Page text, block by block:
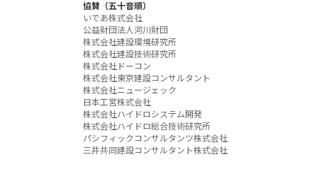
協賛（五十音順）
いであ株式会社
公益財団法人河川財団
株式会社建設環境研究所
株式会社建設技術研究所
株式会社ドーコン
株式会社東京建設コンサルタント
株式会社ニュージェック
日本工営株式会社
株式会社ハイドロシステム開発
株式会社ハイドロ総合技術研究所
パシフィックコンサルタンツ株式会社
三井共同建設コンサルタント株式会社